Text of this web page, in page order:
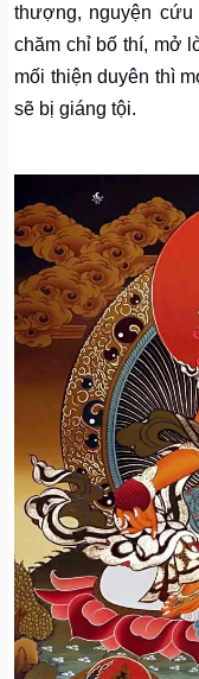
thượng, nguyện cứu
chăm chỉ bố thí, mở
mối thiện duyên thì
sẽ bị giáng tội.